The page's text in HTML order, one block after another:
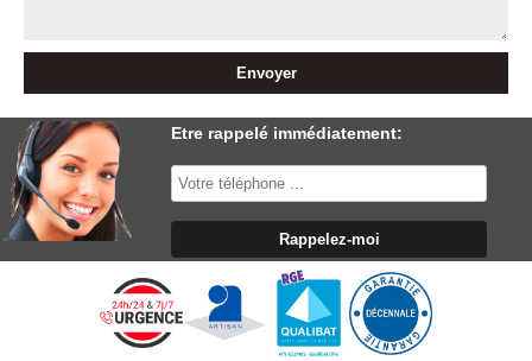
Etre rappelé immédiatement: